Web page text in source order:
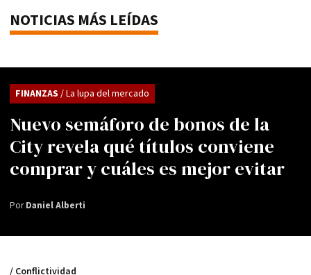
NOTICIAS MÁS LEÍDAS
Nuevo semáforo de bonos de la
City revela qué títulos conviene
comprar y cuáles es mejor evitar
FINANZAS / La lupa del mercado
PorDaniel Alberti
/ Conflictividad